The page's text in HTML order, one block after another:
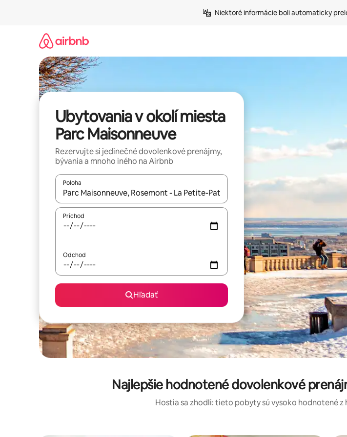
Niektoré informácie boli automaticky
Ubytovania v okolí miesta
Parc Maisonneuve
Rezervujte si jedinečné dovolenkové prenájmy,
bývania a mnoho iného na Airbnb
Poloha
Keď budú výsledky k dispozícii, môžete si ich prechádzať pomocou klávesov so šípkami
Príchod
Odchod
Hľadať
Najlepšie hodnotené dovolenkové
Hostia sa zhodli: tieto pobyty sú vysoko hodnotené